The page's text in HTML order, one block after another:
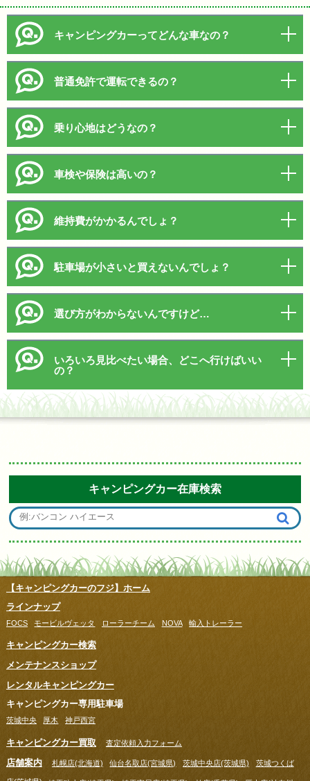
キャンピングカーってどんな車なの？
普通免許で運転できるの？
乗り心地はどうなの？
車検や保険は高いの？
維持費がかかるんでしょ？
駐車場が小さいと買えないんでしょ？
選び方がわからないんですけど…
いろいろ見比べたい場合、どこへ行けばいい
の？
キャンピングカー在庫検索
【キャンピングカーのフジ】ホーム
ラインナップ
FOCS モービルヴェッタ ローラーチーム NOVA 輸入トレーラー
キャンピングカー検索
メンテナンスショップ
レンタルキャンピングカー
キャンピングカー専用駐車場
茨城中央 厚木 神戸西宮
キャンピングカー買取 査定依頼入力フォーム
店舗案内 札幌店(北海道) 仙台名取店(宮城県) 茨城中央店(茨城県) 茨城つくば